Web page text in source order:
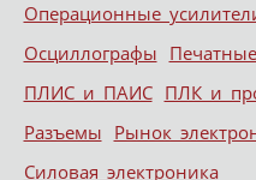
Операционные
Осциллографы
ПЛИС и ПАИС ПЛК и
Разъемы Рынок
Силовая электроника